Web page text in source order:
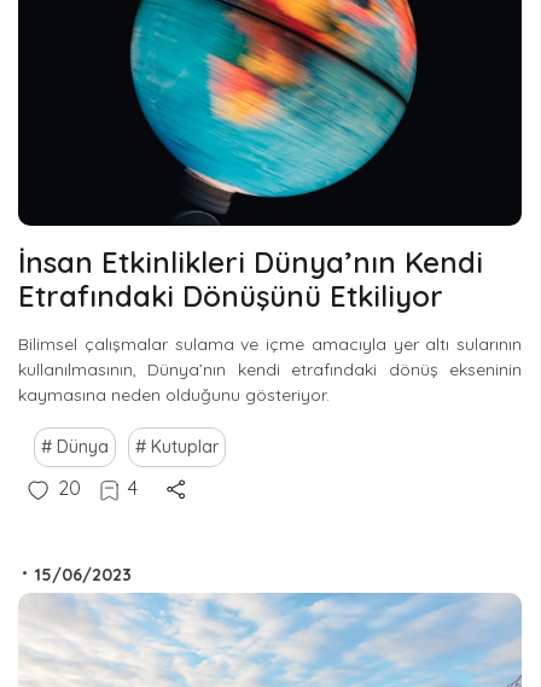
İnsan Etkinlikleri Dünya’nın Kendi
Etrafındaki Dönüşünü Etkiliyor
Bilimsel çalışmalar sulama ve içme amacıyla yer altı sularının
kullanılmasının, Dünya’nın kendi etrafındaki dönüş ekseninin
kaymasına neden olduğunu gösteriyor.
Dünya Kutuplar
20 4
• 15/06/2023